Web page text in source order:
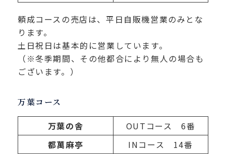
頼成コースの売店は、平日自販機営業のみとな
ります。
土日祝日は基本的に営業しています。
（※冬季期間、その他都合により無人の場合も
ございます。）
万葉コース
万葉の舎
OUTコース 6番
都萬麻亭
INコース 14番